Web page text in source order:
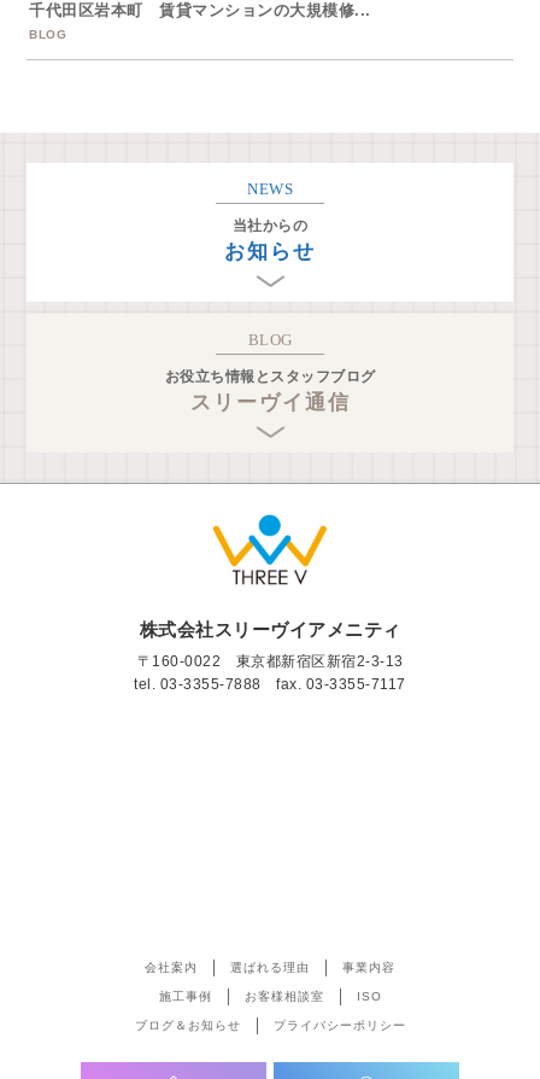
千代田区岩本町 賃貸マンションの大規模修...
BLOG
NEWS
当社からの
お知らせ
BLOG
お役立ち情報とスタッフブログ
スリーヴイ通信
株式会社スリーヴイアメニティ
〒160-0022 東京都新宿区新宿2-3-13
tel. 03-3355-7888 fax. 03-3355-7117
会社案内 選ばれる理由 事業内容
施工事例 お客様相談室 ISO
ブログ＆お知らせ プライバシーポリシー